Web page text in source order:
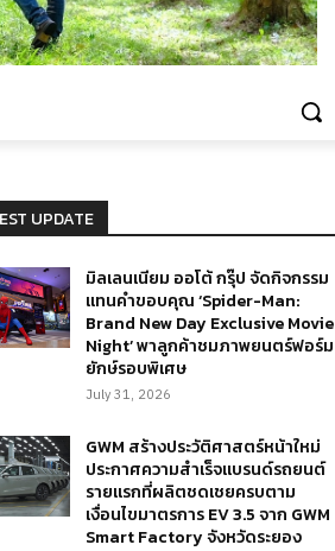
UPDATE
มิลเลนเนียม ออโต้ กรุ๊ป จัดกิจกรรม
แทนคำขอบคุณ ‘Spider-Man:
Brand New Day Exclusive Movie
Night’ พาลูกค้าชมภาพยนตร์ฟอร์ม
ยักษ์รอบพิเศษ
July 31, 2026
GWM สร้างประวัติศาสตร์หน้าใหม่
ประกาศความสำเร็จแบรนด์รถยนต์
รายแรกที่ผลิตชดเชยครบตาม
เงื่อนไขมาตรการ EV 3.5 จาก GWM
Smart Factory จังหวัดระยอง